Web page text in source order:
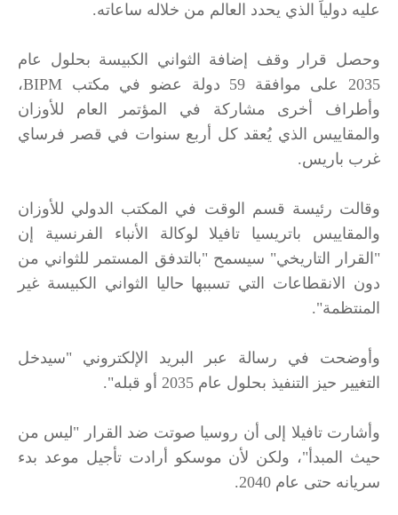
عليه دولياً الذي يحدد العالم من خلاله ساعاته.
وحصل قرار وقف إضافة الثواني الكبيسة بحلول عام
2035 على موافقة 59 دولة عضو في مكتب BIPM،
وأطراف أخرى مشاركة في المؤتمر العام للأوزان
والمقاييس الذي يُعقد كل أربع سنوات في قصر فرساي
غرب باريس.
وقالت رئيسة قسم الوقت في المكتب الدولي للأوزان
والمقاييس باتريسيا تافيلا لوكالة الأنباء الفرنسية إن
"القرار التاريخي" سيسمح "بالتدفق المستمر للثواني من
دون الانقطاعات التي تسببها حاليا الثواني الكبيسة غير
المنتظمة".
وأوضحت في رسالة عبر البريد الإلكتروني "سيدخل
التغيير حيز التنفيذ بحلول عام 2035 أو قبله".
وأشارت تافيلا إلى أن روسيا صوتت ضد القرار "ليس من
حيث المبدأ"، ولكن لأن موسكو أرادت تأجيل موعد بدء
سريانه حتى عام 2040.